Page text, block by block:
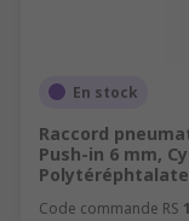
En stock
Raccord
Push-in 6 mm,
Code commande RS